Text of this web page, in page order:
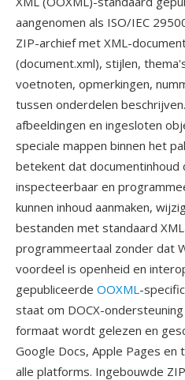
aangenomen als ISO/IEC
ZIP-archief met XML-
(document.xml), stijlen,
voetnoten, opmerkingen,
tussen onderdelen
afbeeldingen en ingesloten
speciale mappen binnen het
betekent dat documentinhoud
inspecteerbaar en
kunnen inhoud aanmaken,
bestanden met standaard
programmeertaal zonder dat
voordeel is openheid en
gepubliceerde OOXML-
staat om DOCX-
formaat wordt gelezen en
Google Docs, Apple Pages
alle platforms. Ingebouwde